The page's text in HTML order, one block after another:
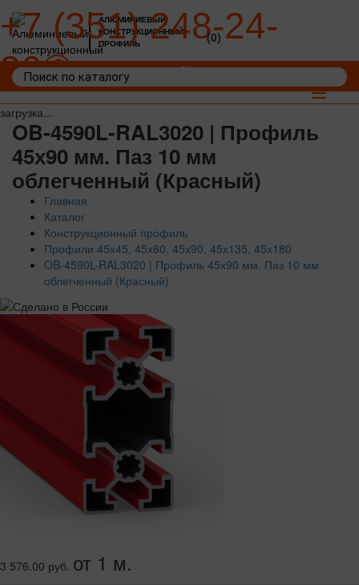
загрузка...
АЛЮМИНИЕВЫЙ
КОНСТРУКЦИОННЫЙ
ПРОФИЛЬ
+7 (351) 248-24-
36
(0)
Toggle
OB-4590L-RAL3020 | Профиль
45х90 мм. Паз 10 мм
облегченный (Красный)
Главная
Каталог
Конструкционный профиль
Профили 45х45, 45х60, 45х90, 45х135, 45х180
OB-4590L-RAL3020 | Профиль 45х90 мм. Паз 10 мм
облегченный (Красный)
3 576.00 руб. от 1 м.